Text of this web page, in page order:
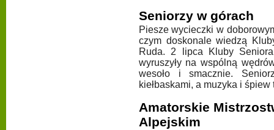
Seniorzy w górach
Piesze wycieczki w
czym doskonale wiedzą
Ruda. 2 lipca Kluby
wyruszyły na wspólną
wesoło i smacznie.
kiełbaskami, a muzyka i śpiew
Amatorskie
Alpejskim